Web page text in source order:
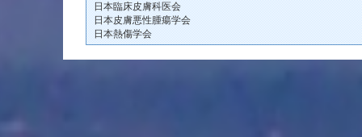
日本臨床皮膚科医会
日本皮膚悪性腫瘍学会
日本熱傷学会